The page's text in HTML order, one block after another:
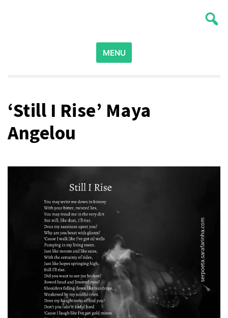
Search
for:
MENU
‘Still I Rise’ Maya
Angelou